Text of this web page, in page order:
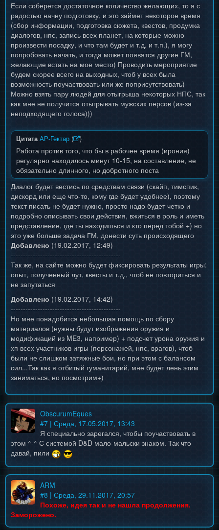
Если соберется достаточное количество желающих, то я с
радостью начну подготовку, и это займет некоторое время
(сбор информации, подготовка сюжета, квестов, продумка
диалогов, нпс, запись всех планет, на которые можно
произвести посадку, и что там будет и т.д. и т.п.), я могу
попробовать начать, и тогда может появятся другие ГМ,
желающие встать на мое место) Проводить мероприятие
будем скорее всего на выходных, чтоб у всех была
возможность поучаствовать или же поприсутствовать)
Можно взять пару людей для отыгрыша некоторых НПС, так
как мне не получится отыгрывать мужских персов (из-за
неподходящего голоса)))
Цитата АР-Гектар ( )
Работа против того, что бы в рабочее время (ирония)
регулярно находилось минут 10-15, на составление, не
обязательно длинного, но добротного поста
Диалог будет вестись по средствам связи (скайп, тимспик,
дискорд или еще что-то, кому где будет удобнее), поэтому
текст писать не будет нужно, просто надо будет четко и
подробно описывать свои действия, вжиться в роль и иметь
представление, где ты находишься и кто перед тобой +) но
это уже больше задача ГМ, донести суть происходящего
Добавлено (19.02.2017, 12:49)
---------------------------------------------
Так же, на сайте можно будет фиксировать результаты игры:
опыт, полученный лут, квесты и т.д., чтоб не повториться и
не запутаться
Добавлено (19.02.2017, 14:42)
---------------------------------------------
Но мне понадобится небольшая помощь по сбору
материалов (нужны будут изображения оружия и
модификаций из ME3, например) + подсчет урона оружия и
хп всех участников игры (персонажей, нпс, врагов), чтоб
были не слишком затяжные бои, но при этом с балансом
сил...Так как я отбитый гуманитарий, мне будет лень этим
заниматься, но посмотрим+)
ObscurumEques
#7 | Среда, 17.05.2017, 13:43
Я специально зарегался, чтобы поучаствовать в
этом ^-^ С системой D&D мало-мальски знаком. Так что
давай, пили
ARM
#8 | Среда, 29.11.2017, 20:57
Похоже, идея так и не нашла продолжения.
Заморожено.